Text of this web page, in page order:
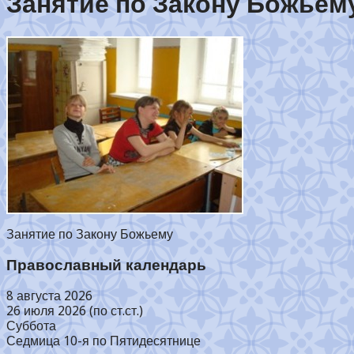
Занятие по Закону Божьему
Православный календарь
8 августа 2026
26 июля 2026 (по ст.ст.)
Суббота
Седмица 10-я по Пятидесятнице